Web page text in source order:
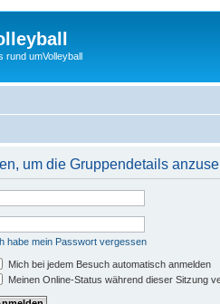
rund umVolleyball
um die Gruppendetails
habe mein Passwort vergessen
Mich bei jedem Besuch automatisch anmelden
Meinen Online-Status während dieser Sitzung